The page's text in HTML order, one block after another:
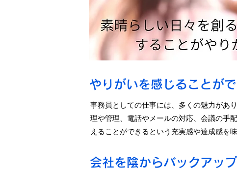
やりがいを感じることが
事務員としての仕事には、多くの魅力があ
理や管理、電話やメールの対応、会議の手
えることができるという充実感や達成感を味
会社を陰からバックアッ